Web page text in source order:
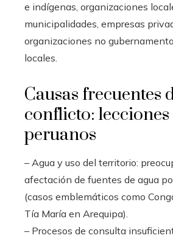
e indígenas, organizaciones
municipalidades, empresas
organizaciones no
locales.
Causas frecuentes
conflicto: lecciones
peruanos
– Agua y uso del territorio:
afectación de fuentes de agua
(casos emblemáticos como
Tía María en Arequipa).
– Procesos de consulta